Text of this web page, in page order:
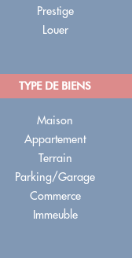
Prestige
Louer
TYPE DE BIENS
Maison
Appartement
Terrain
Parking/Garage
Commerce
Immeuble